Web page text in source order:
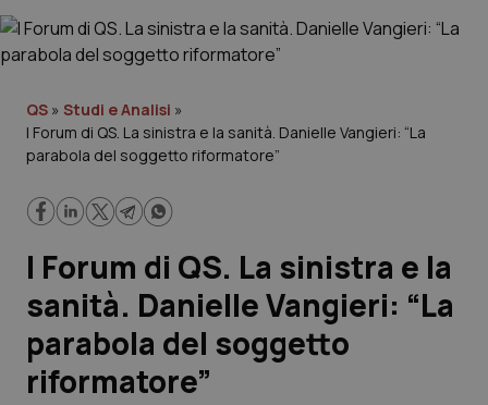
Governo e Parlamento
Regioni e Asl
Lavoro e Professioni
Scienza e Farmaci
Studi e Analisi
QS » Studi e Analisi »
I Forum di QS. La sinistra e la sanità. Danielle Vangieri: “La
parabola del soggetto riformatore”
I Forum di QS. La sinistra e la
sanità. Danielle Vangieri: “La
parabola del soggetto
riformatore”